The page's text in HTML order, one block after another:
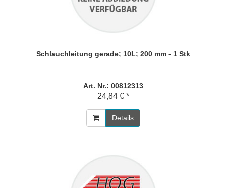
Schlauchleitung gerade; 10L; 200 mm - 1 Stk
Art. Nr.: 00812313
24,84 € *
Details